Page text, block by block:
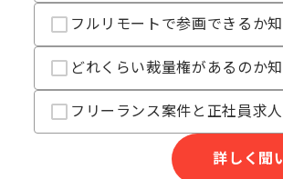
企業でありながら、ストリーマ事務所を組織し
環として、Vtuber事業も手掛けております。
制作事業全般に対して、作業が可能な方を募集
しての経験を活かしたい方におすすめの案件で
フルリモートで参画できるか
どれくらい裁量権があるのか
フリーランス案件と正社員求
詳しく聞